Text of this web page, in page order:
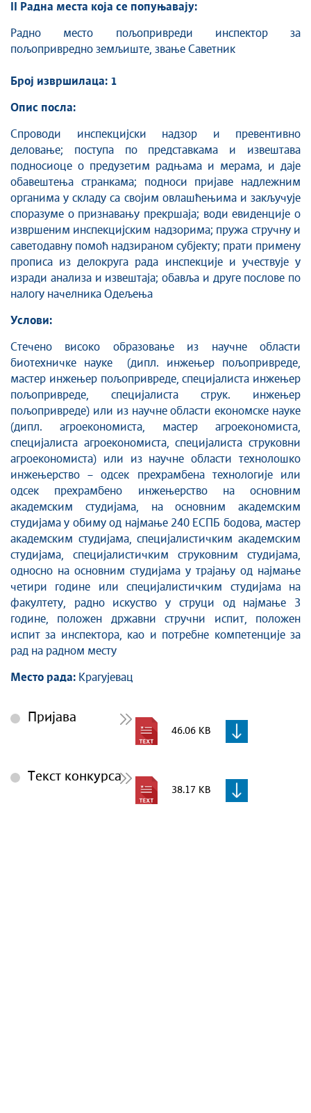
II Радна места која се попуњавају:
Радно место пољопривреди инспектор за
пољопривредно земљиште, звање Саветник
Број извршилаца: 1
Опис посла:
Спроводи инспекцијски надзор и превентивно
деловање; поступа по представкама и извештава
подносиоце о предузетим радњама и мерама, и даје
обавештења странкама; подноси пријаве надлежним
органима у складу са својим овлашћењима и закључује
споразуме о признавању прекршаја; води евиденције о
извршеним инспекцијским надзорима; пружа стручну и
саветодавну помоћ надзираном субјекту; прати примену
прописа из делокруга рада инспекције и учествује у
изради анализа и извештаја; обавља и друге послове по
налогу начелника Одељења
Услови:
Стечено високо образовање из научне области
биотехничке науке (дипл. инжењер пољопривреде,
мастер инжењер пољопривреде, специјалиста инжењер
пољопривреде, специјалиста струк. инжењер
пољопривреде) или из научне области економске науке
(дипл. агроекономиста, мастер агроекономиста,
специјалиста агроекономиста, специјалиста струковни
агроекономиста) или из научне области технолошко
инжењерство – одсек прехрамбена технологије или
одсек прехрамбено инжењерство на основним
академским студијама, на основним академским
студијама у обиму од најмање 240 ЕСПБ бодова, мастер
академским студијама, специјалистичким академским
студијама, специјалистичким струковним студијама,
односно на основним студијама у трајању од најмање
четири године или специјалистичким студијама на
факултету, радно искуство у струци од најмање 3
године, положен државни стручни испит, положен
испит за инспектора, као и потребне компетенције за
рад на радном месту
Место рада: Крагујевац
Пријава
46.06 KB
Текст конкурса
38.17 KB